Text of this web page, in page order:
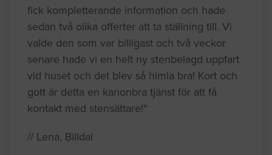
fick kompletterande information och hade
sedan två olika offerter att ta ställning till. Vi
valde den som var billigast och två veckor
senare hade vi en helt ny stenbelagd uppfart
vid huset och det blev så himla bra! Kort och
gott är detta en kanonbra tjänst för att få
kontakt med stensättare!"
// Lena, Billdal